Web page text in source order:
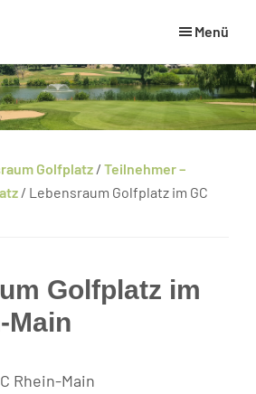
Menü
Golfplatz / Teilnehmer –
/ Lebensraum Golfplatz im GC
Golfplatz im
Main
Rhein-Main